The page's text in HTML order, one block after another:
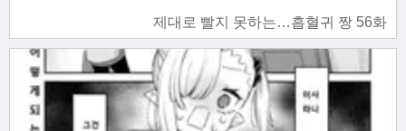
제대로 빨지 못하는…흡혈귀 짱 56화